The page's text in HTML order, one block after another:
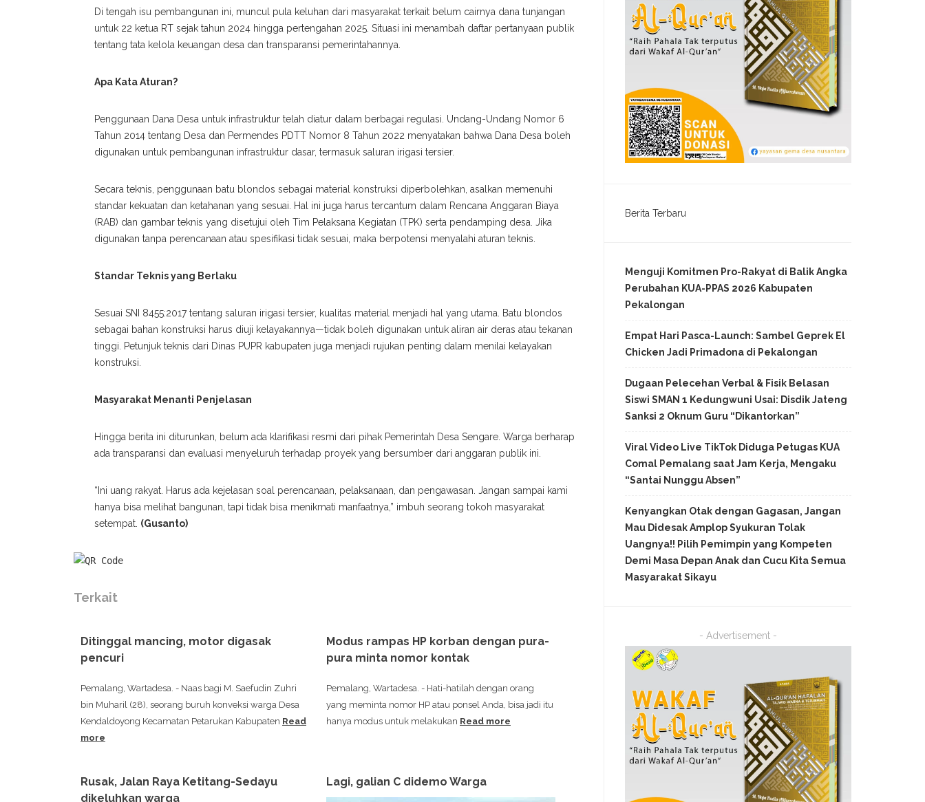
Di tengah isu pembangunan ini, muncul pula keluhan dari masyarakat terkait belum cairnya dana tunjangan
untuk 22 ketua RT sejak tahun 2024 hingga pertengahan 2025. Situasi ini menambah daftar pertanyaan publik
tentang tata kelola keuangan desa dan transparansi pemerintahannya.
Apa Kata Aturan?
Penggunaan Dana Desa untuk infrastruktur telah diatur dalam berbagai regulasi. Undang-Undang Nomor 6
Tahun 2014 tentang Desa dan Permendes PDTT Nomor 8 Tahun 2022 menyatakan bahwa Dana Desa boleh
digunakan untuk pembangunan infrastruktur dasar, termasuk saluran irigasi tersier.
Secara teknis, penggunaan batu blondos sebagai material konstruksi diperbolehkan, asalkan memenuhi
standar kekuatan dan ketahanan yang sesuai. Hal ini juga harus tercantum dalam Rencana Anggaran Biaya
(RAB) dan gambar teknis yang disetujui oleh Tim Pelaksana Kegiatan (TPK) serta pendamping desa. Jika
digunakan tanpa perencanaan atau spesifikasi tidak sesuai, maka berpotensi menyalahi aturan teknis.
Standar Teknis yang Berlaku
Sesuai SNI 8455:2017 tentang saluran irigasi tersier, kualitas material menjadi hal yang utama. Batu blondos
sebagai bahan konstruksi harus diuji kelayakannya—tidak boleh digunakan untuk aliran air deras atau tekanan
tinggi. Petunjuk teknis dari Dinas PUPR kabupaten juga menjadi rujukan penting dalam menilai kelayakan
konstruksi.
Masyarakat Menanti Penjelasan
Hingga berita ini diturunkan, belum ada klarifikasi resmi dari pihak Pemerintah Desa Sengare. Warga berharap
ada transparansi dan evaluasi menyeluruh terhadap proyek yang bersumber dari anggaran publik ini.
“Ini uang rakyat. Harus ada kejelasan soal perencanaan, pelaksanaan, dan pengawasan. Jangan sampai kami
hanya bisa melihat bangunan, tapi tidak bisa menikmati manfaatnya,” imbuh seorang tokoh masyarakat
setempat. (Gusanto)
Terkait
Ditinggal mancing, motor digasak
pencuri
Pemalang, Wartadesa. - Naas bagi M. Saefudin Zuhri
bin Muharil (28), seorang buruh konveksi warga Desa
Kendaldoyong Kecamatan Petarukan Kabupaten Read
more
Modus rampas HP korban dengan pura-
pura minta nomor kontak
Pemalang, Wartadesa. - Hati-hatilah dengan orang
yang meminta nomor HP atau ponsel Anda, bisa jadi itu
hanya modus untuk melakukan Read more
Rusak, Jalan Raya Ketitang-Sedayu
dikeluhkan warga
Lagi, galian C didemo Warga
Berita Terbaru
Menguji Komitmen Pro-Rakyat di Balik Angka
Perubahan KUA-PPAS 2026 Kabupaten
Pekalongan
Empat Hari Pasca-Launch: Sambel Geprek El
Chicken Jadi Primadona di Pekalongan
Dugaan Pelecehan Verbal & Fisik Belasan
Siswi SMAN 1 Kedungwuni Usai: Disdik Jateng
Sanksi 2 Oknum Guru “Dikantorkan”
Viral Video Live TikTok Diduga Petugas KUA
Comal Pemalang saat Jam Kerja, Mengaku
“Santai Nunggu Absen”
Kenyangkan Otak dengan Gagasan, Jangan
Mau Didesak Amplop Syukuran Tolak
Uangnya!! Pilih Pemimpin yang Kompeten
Demi Masa Depan Anak dan Cucu Kita Semua
Masyarakat Sikayu
- Advertisement -